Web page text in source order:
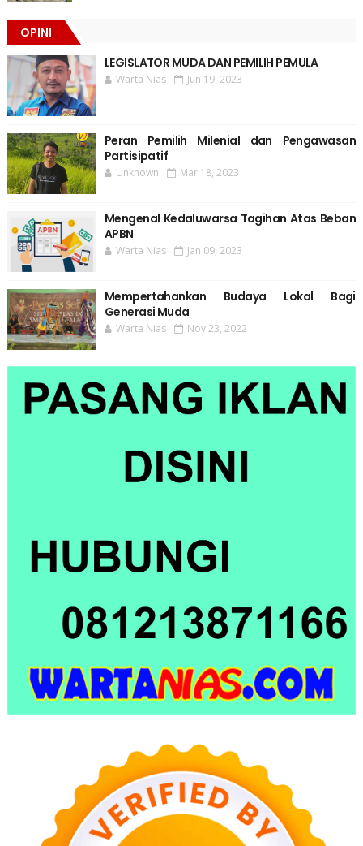
OPINI
LEGISLATOR MUDA DAN PEMILIH PEMULA
Warta Nias Jun 19, 2023
Peran Pemilih Milenial dan Pengawasan
Partisipatif
Unknown Mar 18, 2023
Mengenal Kedaluwarsa Tagihan Atas Beban
APBN
Warta Nias Jan 09, 2023
Mempertahankan Budaya Lokal Bagi
Generasi Muda
Warta Nias Nov 23, 2022